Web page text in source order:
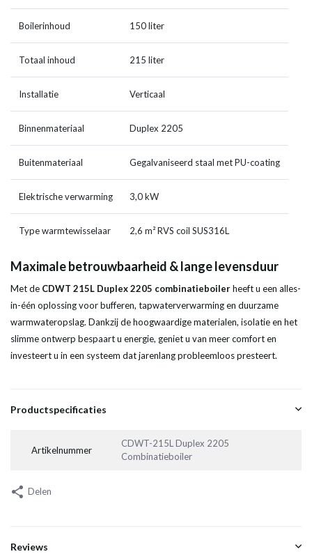
Boilerinhoud 150 liter
Totaal inhoud 215 liter
Installatie Verticaal
Binnenmateriaal Duplex 2205
Buitenmateriaal Gegalvaniseerd staal met PU-coating
Elektrische verwarming 3,0 kW
Type warmtewisselaar 2,6 m² RVS coil SUS316L
Maximale betrouwbaarheid & lange levensduur
Met de CDWT 215L Duplex 2205 combinatieboilerheeft u een alles-
in-één oplossing voor bufferen, tapwaterverwarming en duurzame
warmwateropslag. Dankzij de hoogwaardige materialen, isolatie en het
slimme ontwerp bespaart u energie, geniet u van meer comfort en
investeert u in een systeem dat jarenlang probleemloos presteert.
Productspecificaties
Artikelnummer
CDWT-215L Duplex 2205
Combinatieboiler
Delen
Reviews